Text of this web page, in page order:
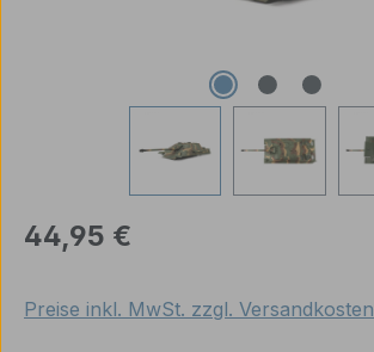
Regulärer Preis:
44,95 €
Preise inkl. MwSt. zzgl. Versandkosten